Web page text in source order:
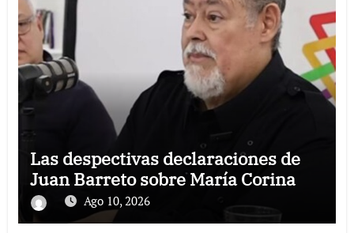
Las despectivas declaraciones de
Juan Barreto sobre María Corina
Ago 10, 2026